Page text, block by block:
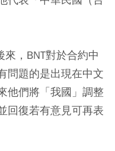
來，BNT對於合約中
問題的是出現在中文
他們將「我國」調整
回復若有意見可再表